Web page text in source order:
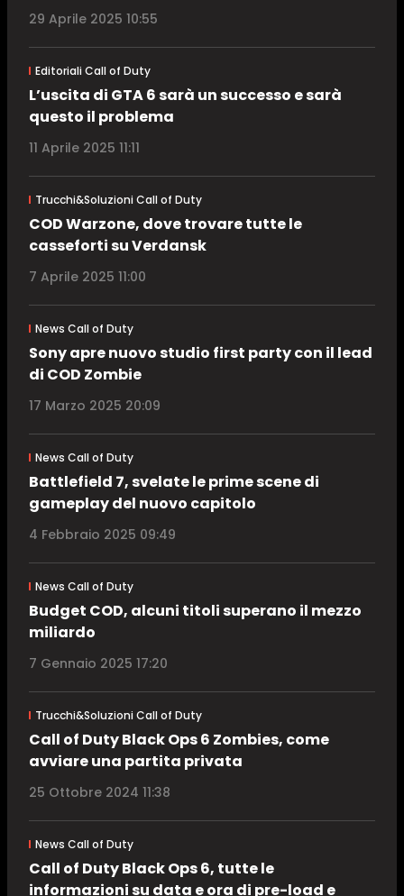
29 Aprile 2025 10:55
Editoriali Call of Duty
L’uscita di GTA 6 sarà un successo e sarà
questo il problema
11 Aprile 2025 11:11
Trucchi&Soluzioni Call of Duty
COD Warzone, dove trovare tutte le
casseforti su Verdansk
7 Aprile 2025 11:00
News Call of Duty
Sony apre nuovo studio first party con il lead
di COD Zombie
17 Marzo 2025 20:09
News Call of Duty
Battlefield 7, svelate le prime scene di
gameplay del nuovo capitolo
4 Febbraio 2025 09:49
News Call of Duty
Budget COD, alcuni titoli superano il mezzo
miliardo
7 Gennaio 2025 17:20
Trucchi&Soluzioni Call of Duty
Call of Duty Black Ops 6 Zombies, come
avviare una partita privata
25 Ottobre 2024 11:38
News Call of Duty
Call of Duty Black Ops 6, tutte le
informazioni su data e ora di pre-load e